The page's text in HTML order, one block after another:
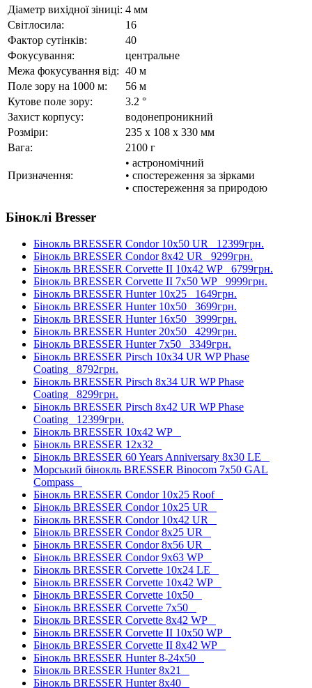
Діаметр вихідної зіниці: 4 мм
Світлосила:
16
Фактор сутінків:
40
Фокусування:
центральне
Межа фокусування від: 40 м
Поле зору на 1000 м:
56 м
Кутове поле зору:
3.2 °
Захист корпусу:
водонепроникний
Розміри:
235 x 108 x 330 мм
Вага:
2100 г
Призначення:
• астрономічний
• спостереження за зірками
• спостереження за природою
Біноклі Bresser
Бінокль BRESSER Condor 10x50 UR 12399грн.
Бінокль BRESSER Condor 8x42 UR 9299грн.
Бінокль BRESSER Corvette II 10x42 WP 6799грн.
Бінокль BRESSER Corvette II 7x50 WP 9999грн.
Бінокль BRESSER Hunter 10x25 1649грн.
Бінокль BRESSER Hunter 10x50 3699грн.
Бінокль BRESSER Hunter 16x50 3999грн.
Бінокль BRESSER Hunter 20x50 4299грн.
Бінокль BRESSER Hunter 7x50 3349грн.
Бінокль BRESSER Pirsch 10x34 UR WP Phase
Coating 8792грн.
Бінокль BRESSER Pirsch 8x34 UR WP Phase
Coating 8299грн.
Бінокль BRESSER Pirsch 8x42 UR WP Phase
Coating 12399грн.
Бінокль BRESSER 10x42 WP
Бінокль BRESSER 12x32
Бінокль BRESSER 60 Years Anniversary 8x30 LE
Морський бінокль BRESSER Binocom 7x50 GAL
Compass
Бінокль BRESSER Condor 10x25 Roof
Бінокль BRESSER Condor 10x25 UR
Бінокль BRESSER Condor 10x42 UR
Бінокль BRESSER Condor 8x25 UR
Бінокль BRESSER Condor 8x56 UR
Бінокль BRESSER Condor 9x63 WP
Бінокль BRESSER Corvette 10x24 LE
Бінокль BRESSER Corvette 10x42 WP
Бінокль BRESSER Corvette 10x50
Бінокль BRESSER Corvette 7x50
Бінокль BRESSER Corvette 8x42 WP
Бінокль BRESSER Corvette II 10x50 WP
Бінокль BRESSER Corvette II 8x42 WP
Бінокль BRESSER Hunter 8-24x50
Бінокль BRESSER Hunter 8x21
Бінокль BRESSER Hunter 8x40